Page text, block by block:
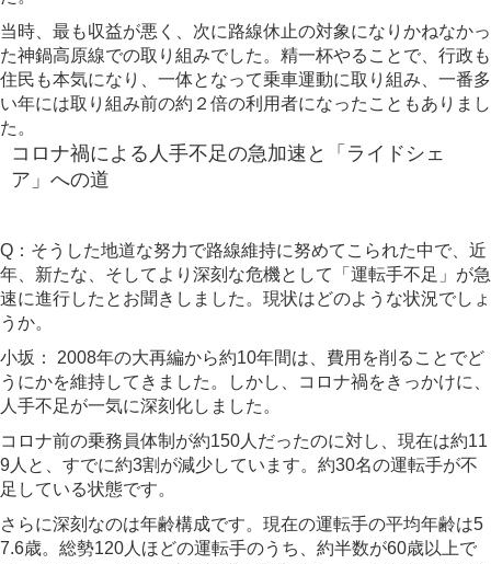
当時、最も収益が悪く、次に路線休止の対象になりかねなかっ
た神鍋高原線での取り組みでした。精一杯やることで、行政も
住民も本気になり、一体となって乗車運動に取り組み、一番多
い年には取り組み前の約２倍の利用者になったこともありまし
た。
コロナ禍による人手不足の急加速と「ライドシェ
ア」への道
Q：そうした地道な努力で路線維持に努めてこられた中で、近
年、新たな、そしてより深刻な危機として「運転手不足」が急
速に進行したとお聞きしました。現状はどのような状況でしょ
うか。
小坂：
2008年の大再編から約10年間は、費用を削ることでど
うにかを維持してきました。しかし、コロナ禍をきっかけに、
人手不足が一気に深刻化しました。
コロナ前の乗務員体制が約150人だったのに対し、現在は約11
9人と、すでに約3割が減少しています。約30名の運転手が不
足している状態です。
さらに深刻なのは年齢構成です。現在の運転手の平均年齢は5
7.6歳。総勢120人ほどの運転手のうち、約半数が60歳以上で